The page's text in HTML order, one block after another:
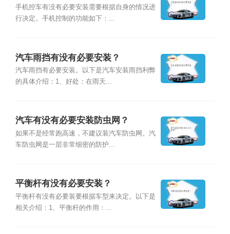
手机控车有没有必要安装需要根据自身的情况进
行决定。手机控制的功能如下：...
汽车雨挡有没有必要安装？
汽车雨挡有必要安装。以下是汽车安装雨挡利弊
的具体介绍：1、好处：在雨天...
汽车有没有必要安装防虫网？
如果不是经常跑高速，不建议装汽车防虫网。汽
车防虫网是一层非常细密的防护...
平衡杆有没有必要安装？
平衡杆有没有必要装要根据车型来决定。以下是
相关介绍：1、平衡杆的作用：...